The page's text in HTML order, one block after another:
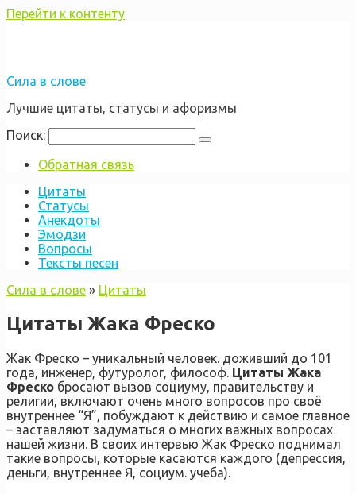
Перейти к контенту
Сила в слове
Лучшие цитаты, статусы и афоризмы
Поиск:
Обратная связь
Цитаты
Статусы
Анекдоты
Эмодзи
Вопросы
Тексты песен
Сила в слове » Цитаты
Цитаты Жака Фреско
Жак Фреско – уникальный человек. доживший до 101
года, инженер, футуролог, философ. Цитаты Жака
Фреско бросают вызов социуму, правительству и
религии, включают очень много вопросов про своё
внутреннее “Я”, побуждают к действию и самое главное
– заставляют задуматься о многих важных вопросах
нашей жизни. В своих интервью Жак Фреско поднимал
такие вопросы, которые касаются каждого (депрессия,
деньги, внутреннее Я, социум. учеба).